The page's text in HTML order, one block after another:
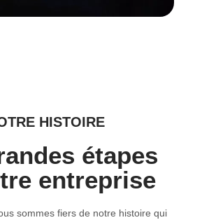
HISTOIRE
étapes
entreprise
sommes fiers de notre histoire qui